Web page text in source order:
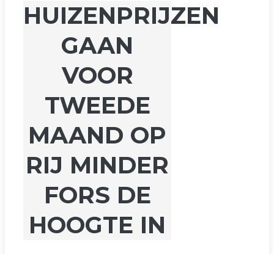
HUIZENPRIJZEN
GAAN
VOOR
TWEEDE
MAAND OP
RIJ MINDER
FORS DE
HOOGTE IN